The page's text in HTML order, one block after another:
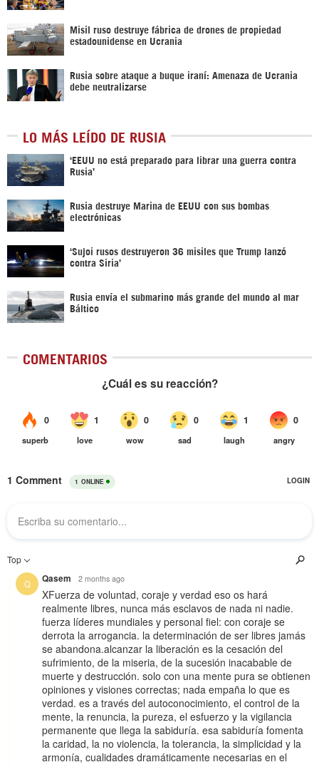
Misil ruso destruye fábrica de drones de propiedad
estadounidense en Ucrania
Rusia sobre ataque a buque iraní: Amenaza de Ucrania
debe neutralizarse
LO MÁS LEÍDO DE RUSIA
‘EEUU no está preparado para librar una guerra contra
Rusia’
Rusia destruye Marina de EEUU con sus bombas
electrónicas
‘Sujoi rusos destruyeron 36 misiles que Trump lanzó
contra Siria’
Rusia envía el submarino más grande del mundo al mar
Báltico
COMENTARIOS